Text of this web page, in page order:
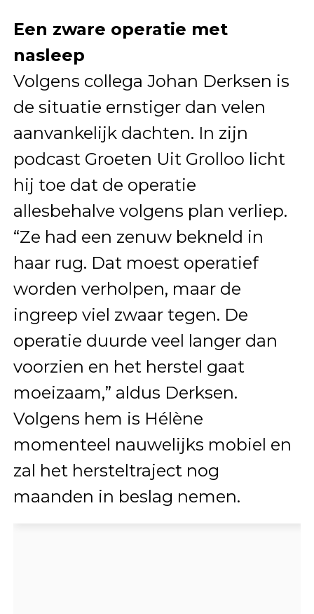
Een zware operatie met
nasleep
Volgens collega Johan Derksen is
de situatie ernstiger dan velen
aanvankelijk dachten. In zijn
podcast Groeten Uit Grolloo licht
hij toe dat de operatie
allesbehalve volgens plan verliep.
“Ze had een zenuw bekneld in
haar rug. Dat moest operatief
worden verholpen, maar de
ingreep viel zwaar tegen. De
operatie duurde veel langer dan
voorzien en het herstel gaat
moeizaam,” aldus Derksen.
Volgens hem is Hélène
momenteel nauwelijks mobiel en
zal het hersteltraject nog
maanden in beslag nemen.